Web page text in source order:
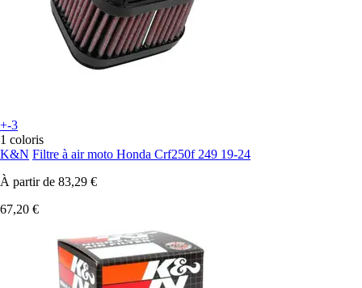
+-3
1 coloris
K&N Filtre à air moto Honda Crf250f 249 19-24
À partir de 83,29 €
67,20 €